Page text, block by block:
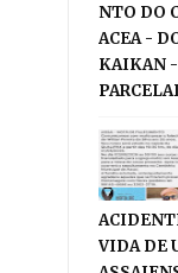
NTO DO
ACEA -
KAIKAN
VIDA DE